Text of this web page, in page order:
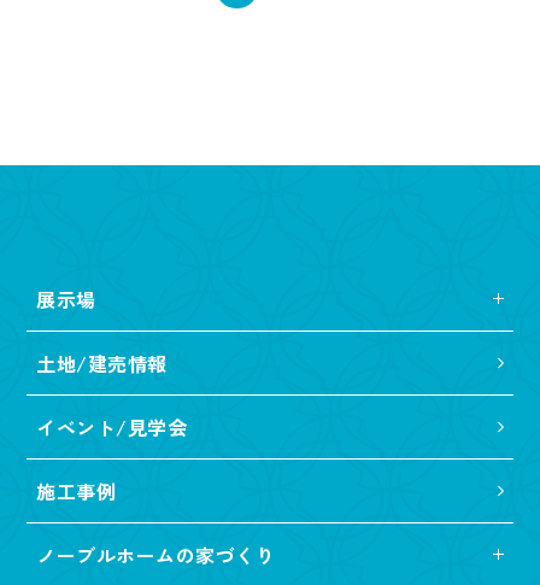
展示場
土地/建売情報
イベント/見学会
施工事例
ノーブルホームの家づくり